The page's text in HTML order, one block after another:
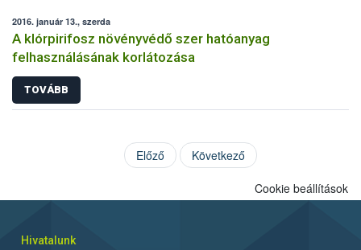
2016. január 13., szerda
A klórpirifosz növényvédő szer hatóanyag
felhasználásának korlátozása
TOVÁBB
Előző Következő
Cookie beállítások
Hivatalunk